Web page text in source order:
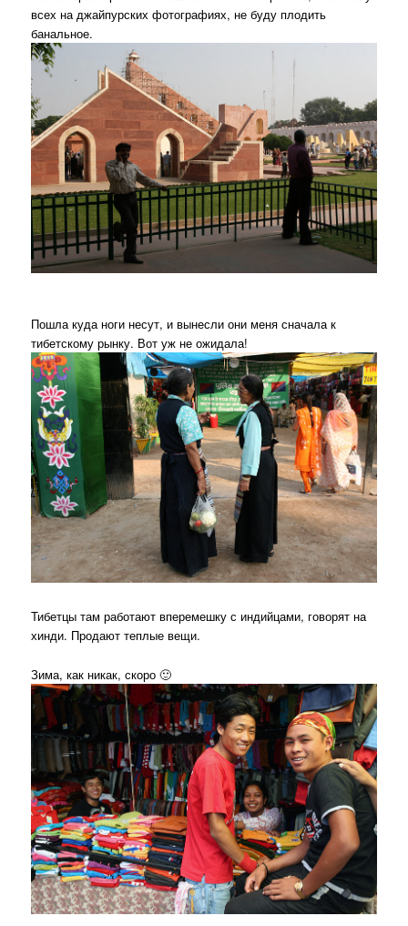
всех на джайпурских фотографиях, не буду плодить
банальное.
Пошла куда ноги несут, и вынесли они меня сначала к
тибетскому рынку. Вот уж не ожидала!
Тибетцы там работают вперемешку с индийцами, говорят на
хинди. Продают теплые вещи.
Зима, как никак, скоро 🙂